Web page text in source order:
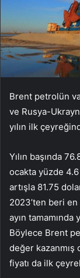
Brent petrolün
ve Rusya-
yılın ilk
Yılın başında
ocakta yüzde
artışla 81.75
2023’ten beri
ayın
Böylece Brent
değer kazanmış
fiyatı da ilk